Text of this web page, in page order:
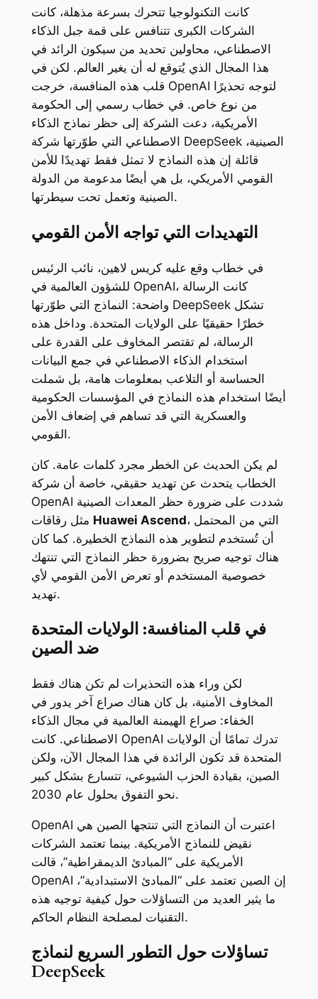
كانت التكنولوجيا تتحرك بسرعة مذهلة، كانت
الشركات الكبرى تتنافس على قمة جبل الذكاء
الاصطناعي، محاولين تحديد من سيكون الرائد في
هذا المجال الذي يُتوقع له أن يغير العالم. لكن في
قلب هذه المنافسة، خرجت OpenAI لتوجه تحذيرًا
من نوع خاص. في خطاب رسمي إلى الحكومة
الأمريكية، دعت الشركة إلى حظر نماذج الذكاء
الاصطناعي التي طوّرتها شركة DeepSeek الصينية،
قائلة إن هذه النماذج لا تمثل فقط تهديدًا للأمن
القومي الأمريكي، بل هي أيضًا مدعومة من الدولة
الصينية وتعمل تحت سيطرتها.
التهديدات التي تواجه الأمن القومي
في خطاب وقع عليه كريس لاهين، نائب الرئيس
للشؤون العالمية في OpenAI، كانت الرسالة
واضحة: النماذج التي طوّرتها DeepSeek تشكل
خطرًا حقيقيًا على الولايات المتحدة. وداخل هذه
الرسالة، لم تقتصر المخاوف على القدرة على
استخدام الذكاء الاصطناعي في جمع البيانات
الحساسة أو التلاعب بمعلومات هامة، بل شملت
أيضًا استخدام هذه النماذج في المؤسسات الحكومية
والعسكرية التي قد تساهم في إضعاف الأمن
القومي.
لم يكن الحديث عن الخطر مجرد كلمات عامة. كان
الخطاب يتحدث عن تهديد حقيقي، خاصة أن شركة
OpenAI شددت على ضرورة حظر المعدات الصينية
Huawei Ascend، التي من المحتمل
أن تُستخدم لتطوير هذه النماذج الخطيرة. كما كان
هناك توجيه صريح بضرورة حظر النماذج التي تنتهك
خصوصية المستخدم أو تعرض الأمن القومي لأي
تهديد.
في قلب المنافسة: الولايات المتحدة
ضد الصين
لكن وراء هذه التحذيرات لم تكن هناك فقط
المخاوف الأمنية، بل كان هناك صراع آخر يدور في
الخفاء: صراع الهيمنة العالمية في مجال الذكاء
الاصطناعي. كانت OpenAI تدرك تمامًا أن الولايات
المتحدة قد تكون الرائدة في هذا المجال الآن، ولكن
الصين، بقيادة الحزب الشيوعي، تتسارع بشكل كبير
نحو التفوق بحلول عام 2030.
OpenAI اعتبرت أن النماذج التي تنتجها الصين هي
نقيض للنماذج الأمريكية. بينما تعتمد الشركات
الأمريكية على “المبادئ الديمقراطية”، قالت
OpenAI إن الصين تعتمد على “المبادئ الاستبدادية”،
ما يثير العديد من التساؤلات حول كيفية توجيه هذه
التقنيات لمصلحة النظام الحاكم.
تساؤلات حول التطور السريع لنماذج
DeepSeek